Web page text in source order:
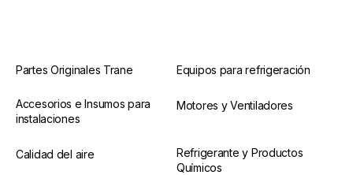
Partes Originales Trane Equipos para refrigeración
Accesorios e Insumos para
instalaciones
Motores y Ventiladores
Calidad del aire
Refrigerante y Productos
Químicos